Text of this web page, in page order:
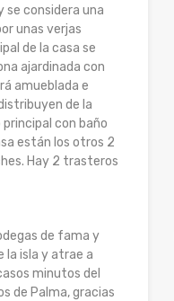
considera una
unas verjas
de la casa se
ajardinada con
amueblada e
de la
con baño
están los otros 2
Hay 2 trasteros
de fama y
la isla y atrae a
minutos del
de Palma, gracias